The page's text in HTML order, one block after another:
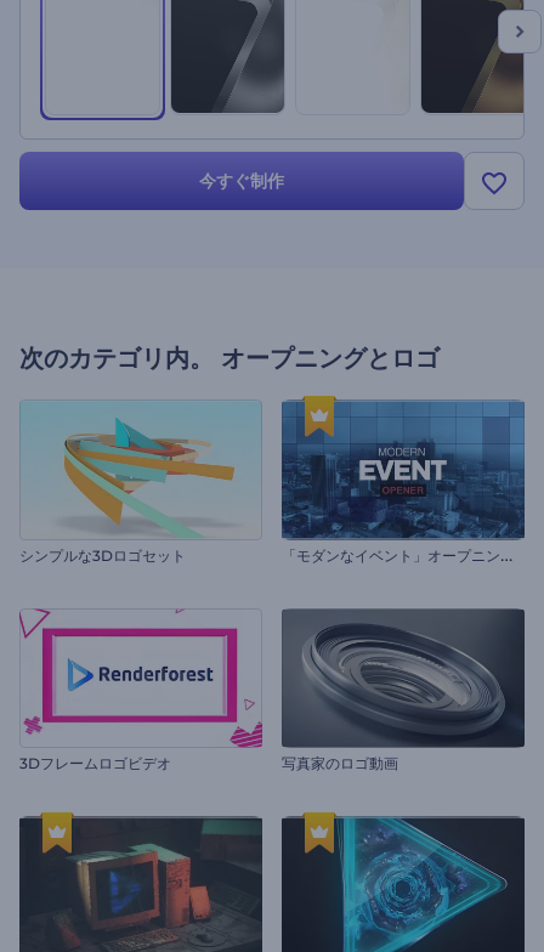
今すぐ制作
次のカテゴリ内。 オープニングとロゴ
シンプルな3Dロゴセット 「
モダンなイベント」オープニング動画
3Dフレームロゴビデオ 写真家のロゴ動画